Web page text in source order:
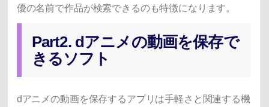
優の名前で作品が検索できるのも特徴になります。
Part2. dアニメの動画を保存で
きるソフト
dアニメの動画を保存するアプリは手軽さと関連する機